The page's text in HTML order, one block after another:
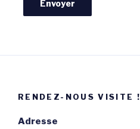
RENDEZ-NOUS VISITE !
Adresse